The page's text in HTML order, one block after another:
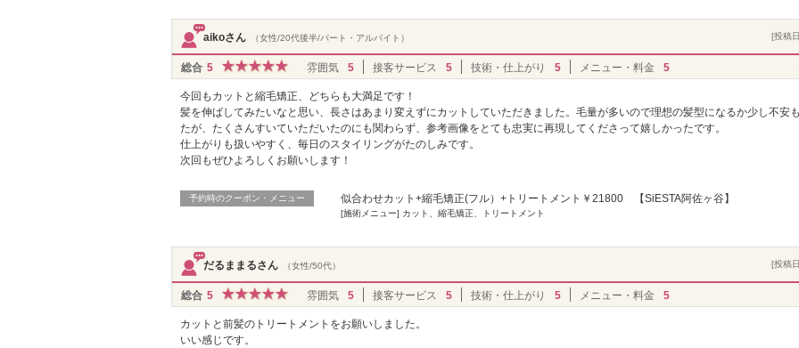
aikoさん （女性/20代後半/パート・アルバイト） [投稿
総合 5 雰囲気 5 接客サービス 5 技術・仕上がり 5 メニュー・料金 5
今回もカットと縮毛矯正、どちらも大満足です！
髪を伸ばしてみたいなと思い、長さはあまり変えずにカットしていただきました。毛量が多いので理想の髪型になるか少し不安
たが、たくさんすいていただいたのにも関わらず、参考画像をとても忠実に再現してくださって嬉しかったです。
仕上がりも扱いやすく、毎日のスタイリングがたのしみです。
次回もぜひよろしくお願いします！
予約時のクーポン・メニュー 似合わせカット+縮毛矯正(フル）+トリートメント￥21800 【SiESTA阿佐ヶ谷】
[施術メニュー] カット、縮毛矯正、トリートメント
だるままるさん （女性/50代） [投稿
総合 5 雰囲気 5 接客サービス 5 技術・仕上がり 5 メニュー・料金 5
カットと前髪のトリートメントをお願いしました。
いい感じです。